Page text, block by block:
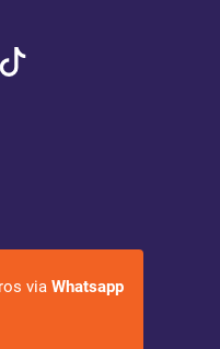
via Whatsapp